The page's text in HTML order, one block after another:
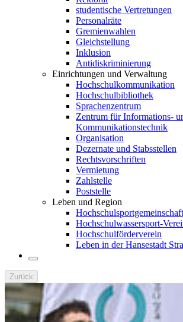
studentische Vertretungen
Personalräte
Gremienwahlen
Gleichstellung
Inklusion
Antidiskriminierung
Einrichtungen und Verwaltung
Hochschulkommunikation
Hochschulbibliothek
Sprachenzentrum
Zentrum für Informations-
Kommunikationstechnik
Organisation
Dezernate und Stabsstellen
Rechtsvorschriften
Vermietung
Zahlstelle
Poststelle
Leben und Region
Hochschulsportgemeinschaft
Hochschulwassersport-
Hochschulförderverein
Leben in der Hansestadt
Zurück